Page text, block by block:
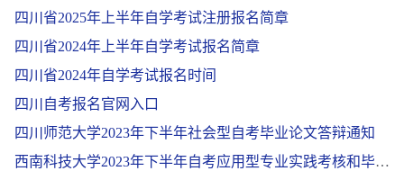
四川省2025年上半年自学考试注册报名简章
四川省2024年上半年自学考试报名简章
四川省2024年自学考试报名时间
四川自考报名官网入口
四川师范大学2023年下半年社会型自考毕业论文答辩通知
西南科技大学2023年下半年自考应用型专业实践考核和毕业论文答辩报考通知